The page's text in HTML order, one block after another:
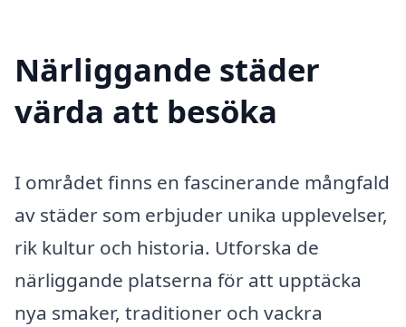
Närliggande städer
värda att besöka
I området finns en fascinerande mångfald
av städer som erbjuder unika upplevelser,
rik kultur och historia. Utforska de
närliggande platserna för att upptäcka
nya smaker, traditioner och vackra